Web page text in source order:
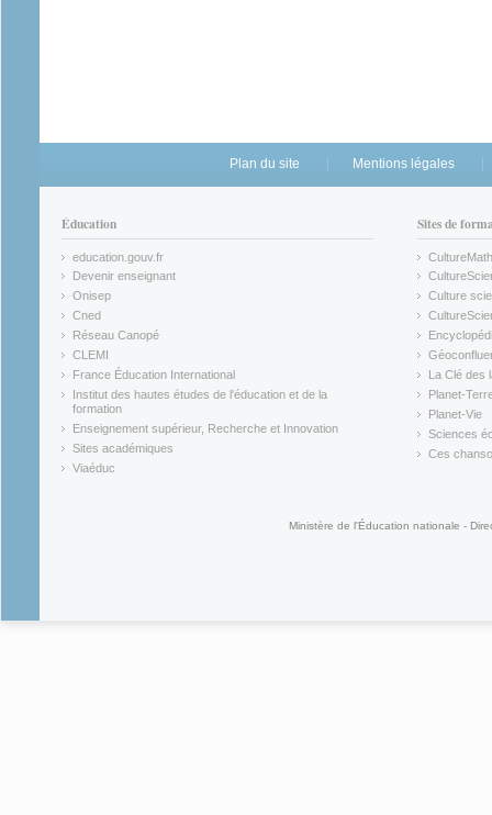
Plan du site Mentions légales
Éducation
education.gouv.fr
(link is external)
Devenir enseignant
(link is external)
Onisep
(link is external)
Cned
(link is external)
Réseau Canopé
(link is external)
CLEMI
(link is external)
France Éducation International
(link is external)
Institut des hautes études de l'éducation et de la
formation
(link is external)
Enseignement supérieur, Recherche et Innovation
(link is external)
Sites académiques
(link is external)
Viaéduc
Sites de
CultureMath
(link is
(link is
Culture
(link is
(link is
(link is
La Clé des
(link is
Planet-
(link is
Planet-Vie
(link is
Sciences
(link is
Ces
Ministère de l'Éducation nationale -